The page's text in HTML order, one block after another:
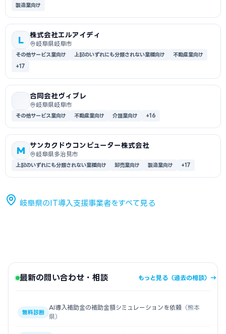
製造業向け
L
株式会社エルアイディ
岐阜県岐阜市
その他サービス業向け 上記のいずれにも分類されない業種向け
不動産業向け
+17
合同会社ヴィブレ
岐阜県岐阜市
その他サービス業向け 不動産業向け 介護業向け +16
M
サンカクドウコンピューター株式会社
岐阜県多治見市
上記のいずれにも分類されない業種向け 卸売業向け 製造業向け +17
岐阜県のIT導入支援事業者をすべて見る
最新の問い合わせ・相談 もっと見る（過去の相談）→
無料診断
AI導入補助金の補助金額シミュレーションを依頼 （熊本
県）